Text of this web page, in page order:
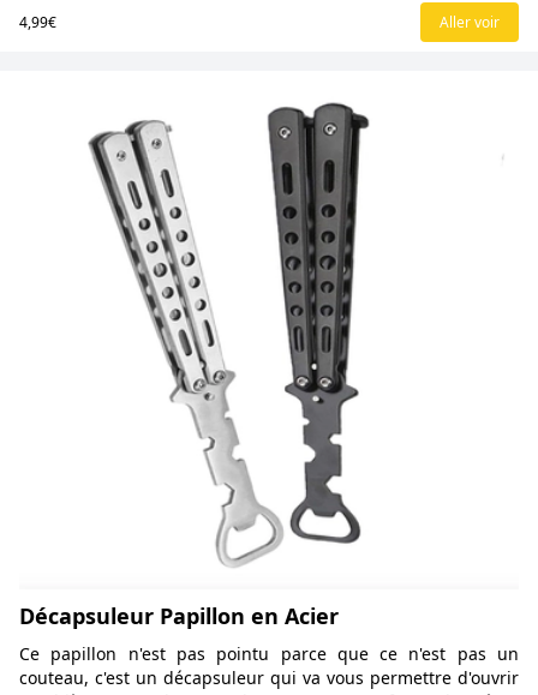
4,99€ Aller voir
Décapsuleur Papillon en Acier
Ce papillon n'est pas pointu parce que ce n'est pas un
couteau, c'est un décapsuleur qui va vous permettre d'ouvrir